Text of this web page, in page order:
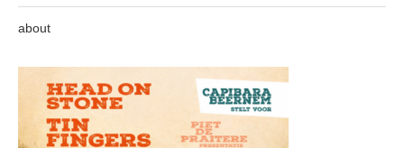
about